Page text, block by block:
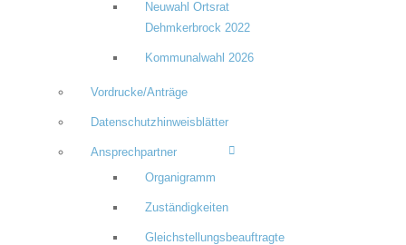
Neuwahl Ortsrat
Dehmkerbrock 2022
Kommunalwahl 2026
Vordrucke/Anträge
Datenschutzhinweisblätter
Ansprechpartner
Organigramm
Zuständigkeiten
Gleichstellungsbeauftragte